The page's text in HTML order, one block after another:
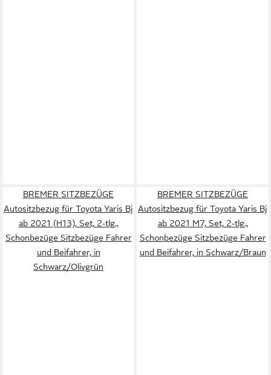
BREMER SITZBEZÜGE
Autositzbezug für Toyota Yaris Bj
ab 2021 (H13), Set, 2-tlg.,
Schonbezüge Sitzbezüge Fahrer
und Beifahrer, in
Schwarz/Olivgrün
BREMER SITZBEZÜGE
Autositzbezug für Toyota Yaris Bj
ab 2021 M7, Set, 2-tlg.,
Schonbezüge Sitzbezüge Fahrer
und Beifahrer, in Schwarz/Braun